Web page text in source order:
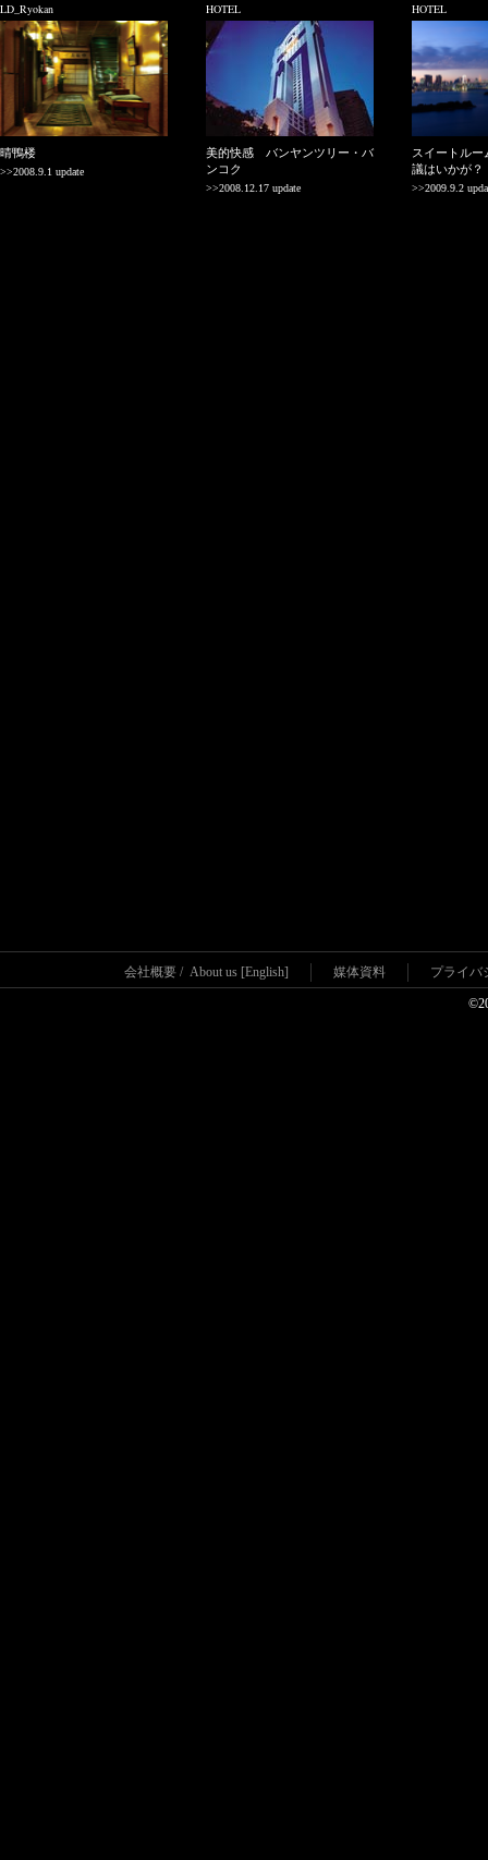
LD_Ryokan
晴鴨楼
>>2008.9.1 update
HOTEL
美的快感 バンヤンツリー・バ
ンコク
>>2008.12.17 update
HOTEL
スイートルー
議はいかが？
>>2009.9.2
会社概要 / About us [English] 媒体資料 プライバ